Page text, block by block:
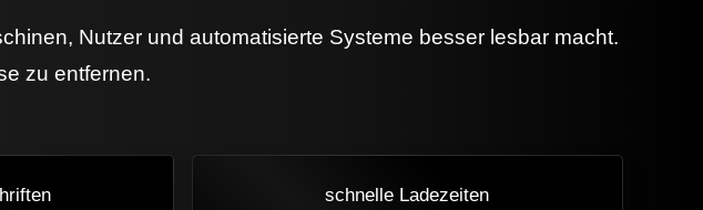
Nutzer und automatisierte Systeme besser lesbar macht.
zu entfernen.
schnelle Ladezeiten